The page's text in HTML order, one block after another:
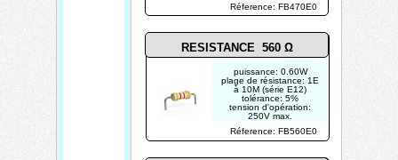
puissance: 0.60W
plage de résistance: 1E
à 10M (série E12)
tolérance: 5%
tension d'opération:
250V max.
Réference: FB560E0
Réference: FB470E0
RESISTANCE 560 Ω